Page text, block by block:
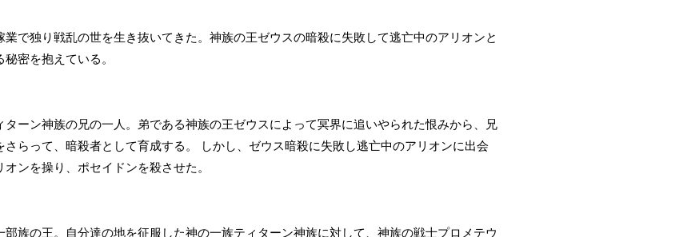
で独り戦乱の世を生き抜いてきた。神族の王ゼウスの暗殺に失敗して逃亡中のアリオンと
密を抱えている。
ーン神族の兄の一人。弟である神族の王ゼウスによって冥界に追いやられた恨みから、兄
らって、暗殺者として育成する。 しかし、ゼウス暗殺に失敗し逃亡中のアリオンに出会
ンを操り、ポセイドンを殺させた。
族の王。自分達の地を征服した神の一族ティターン神族に対して、神族の戦士プロメテウ